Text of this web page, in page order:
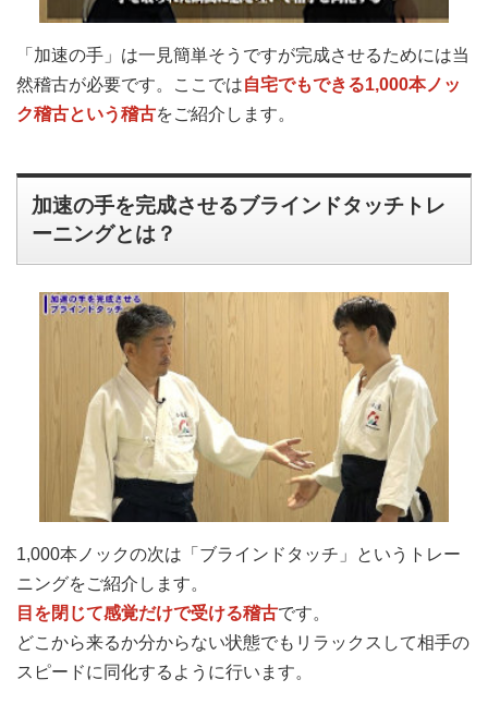
「加速の手」は一見簡単そうですが完成させるためには当
然稽古が必要です。ここでは自宅でもできる1,000本ノッ
ク稽古という稽古をご紹介します。
加速の手を完成させるブラインドタッチトレ
ーニングとは？
1,000本ノックの次は「ブラインドタッチ」というトレー
ニングをご紹介します。
目を閉じて感覚だけで受ける稽古です。
どこから来るか分からない状態でもリラックスして相手の
スピードに同化するように行います。